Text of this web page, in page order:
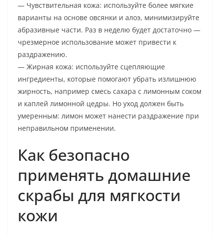
— Чувствительная кожа: используйте более мягкие
варианты на основе овсянки и алоэ, минимизируйте
абразивные части. Раз в неделю будет достаточно —
чрезмерное использование может привести к
раздражению.
— Жирная кожа: используйте сцепляющие
ингредиенты, которые помогают убрать излишнюю
жирность, например смесь сахара с лимонным соком
и каплей лимонной цедры. Но уход должен быть
умеренным: лимон может нанести раздражение при
неправильном применении.
Как безопасно
применять домашние
скрабы для мягкости
кожи